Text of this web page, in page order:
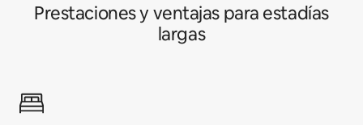
Prestaciones y ventajas para estadías
largas